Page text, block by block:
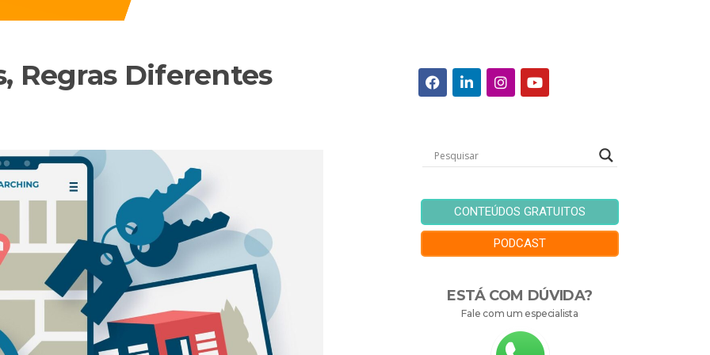
Regras Diferentes
CONTEÚDOS GRATUITOS
PODCAST
ESTÁ COM DÚVIDA?
Fale com um especialista